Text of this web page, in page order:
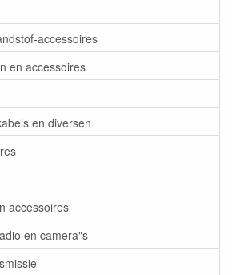
accessoires
en accessoires
en diversen
accessoires
en camera"s